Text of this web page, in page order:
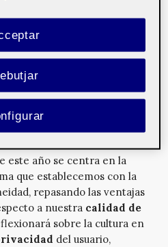
el diálogo con la ciudadanía
compartido. Además, este
por todo el territorio
,Reus,Igualadayla
este año se centra en la
que establecemos con la
repasando las ventajas
a nuestra calidad de
sobre la cultura en
del usuario,